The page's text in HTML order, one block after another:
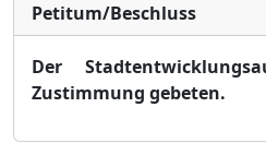
Petitum/Beschluss
Der
Zustimmung gebeten.